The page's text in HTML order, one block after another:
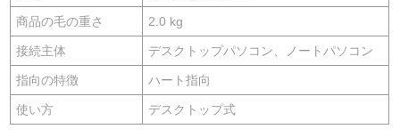
商品の毛の重さ 2.0 kg
接続主体 デスクトップパソコン、ノートパソコン
指向の特徴 ハート指向
使い方 デスクトップ式